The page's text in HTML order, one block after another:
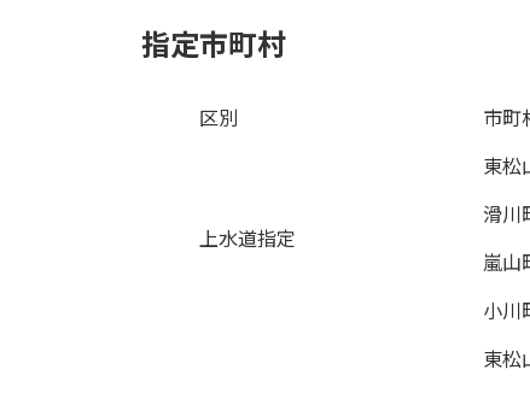
指定市町村
区別 市町
上水道指定
東松
滑川
嵐山
小川
東松